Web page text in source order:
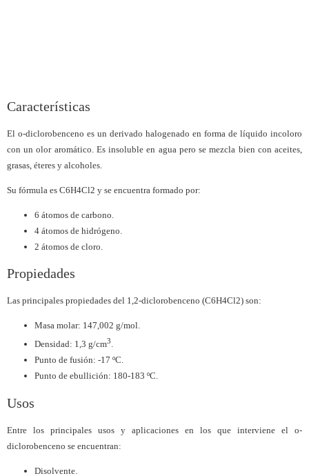
Características
El o-diclorobenceno es un derivado halogenado en forma de líquido incoloro
con un olor aromático. Es insoluble en agua pero se mezcla bien con aceites,
grasas, éteres y alcoholes.
Su fórmula es C6H4Cl2 y se encuentra formado por:
6 átomos de carbono.
4 átomos de hidrógeno.
2 átomos de cloro.
Propiedades
Las principales propiedades del 1,2-diclorobenceno (C6H4Cl2) son:
Masa molar: 147,002 g/mol.
Densidad: 1,3 g/cm3.
Punto de fusión: -17 ºC.
Punto de ebullición: 180-183 ºC.
Usos
Entre los principales usos y aplicaciones en los que interviene el o-
diclorobenceno se encuentran:
Disolvente.